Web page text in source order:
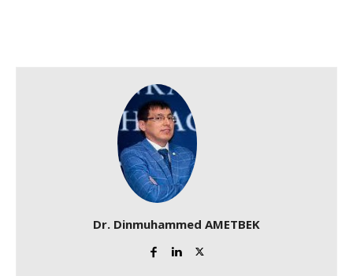
Dr. Dinmuhammed AMETBEK